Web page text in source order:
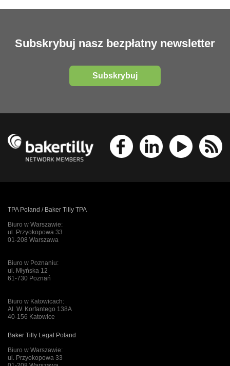
Subskrybuj nasz bezpłatny newsletter
Subskrybuj
TPA Poland / Baker Tilly TPA
Biuro w Warszawie:
ul. Przyokopowa 33
01-208 Warszawa
Biuro w Poznaniu:
ul. Młyńska 12
61-730 Poznań
Biuro w Katowicach:
Al. W. Korfantego 138A
40-156 Katowice
Baker Tilly Legal Poland
Biuro w Warszawie:
ul. Przyokopowa 33